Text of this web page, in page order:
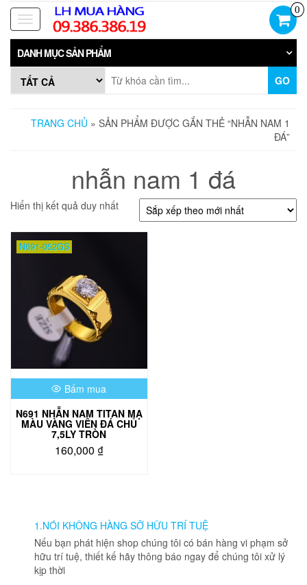
Skip
the
content
Toggle
navigation
0
DANH MỤC SẢN PHẨM
GO
TRANG CHỦ » SẢN PHẨM ĐƯỢC GẮN THẺ “NHẪN NAM 1
ĐÁ”
nhẫn nam 1 đá
Hiển thị kết quả duy nhất
N691-052GS
Bấm mua
N691 NHẪN NAM TITAN MẠ
MÀU VÀNG VIÊN ĐÁ CHỦ
7,5LY TRÒN
160,000 ₫
nhiều
biến
thể.
Các
1.NÓI KHÔNG HÀNG SỠ HỮU TRÍ TUỆ
Nếu bạn phát hiện shop chúng tôi có bán hàng vi phạm sở
hữu trí tuệ, thiết kế hãy thông báo ngay để chúng tôi xử lý
kịp thời